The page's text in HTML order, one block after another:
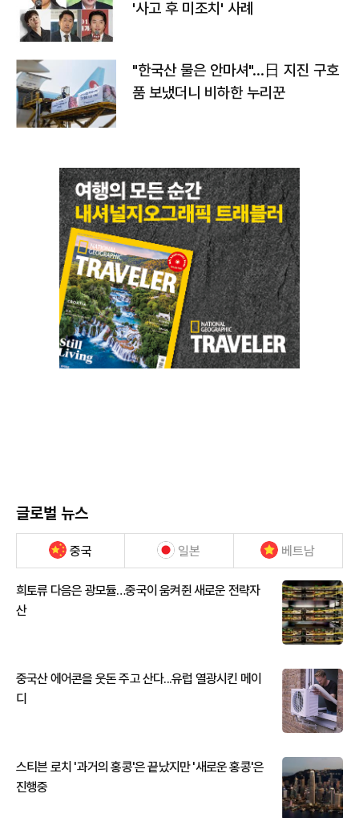
'사고 후 미조치' 사례
"한국산 물은 안마셔"…日 지진 구호
품 보냈더니 비하한 누리꾼
글로벌 뉴스
중국 일본 베트남
희토류 다음은 광모듈…중국이 움켜쥔 새로운 전략자
산
중국산 에어콘을 웃돈 주고 산다...유럽 열광시킨 메이
디
스티븐 로치 '과거의 홍콩'은 끝났지만 '새로운 홍콩'은
진행중